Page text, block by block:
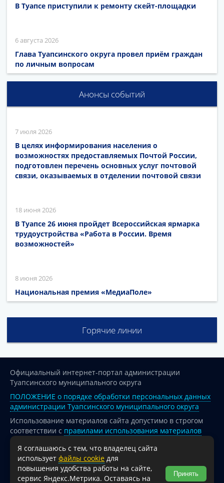
В Туапсе приступили к ремонту скейт-площадки
6 августа 2026
Глава Туапсинского округа провел приём граждан
по личным вопросам
Анонсы событий
7 июля 2026
В целях информирования населения о
возможностях предоставляемых Почтой России,
подготовлен перечень основных услуг почтовой
связи, оказываемых в отделении почтовой связи
18 июня 2026
В Туапсе 26 июня пройдет Всероссийская ярмарка
трудоустройства «Работа в России. Время
возможностей»
8 июня 2026
Национальная премия «МедиаПоле»
Горячие линии
Официальный интернет-портал администрации
Туапсинского муниципального округа
ПОЛОЖЕНИЕ о порядке обработки персональных данных
администрации Туапсинского муниципального округа
Использование материалов сайта допустимо в строгом
соответствии с правилами использования материалов
опубликованных на сайте
При перепечатке и использовании информации ссылка
на источник обязательна.
Для сайтов и страниц сети Интернет обязательна
Я соглашаюсь с тем, что владелец сайта
использует файлы cookie для
повышения удобства работы на сайте,
сервис Яндекс.Метрика. Оставаясь на
Принять